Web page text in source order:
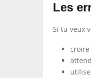
Les
Si tu veux
croire